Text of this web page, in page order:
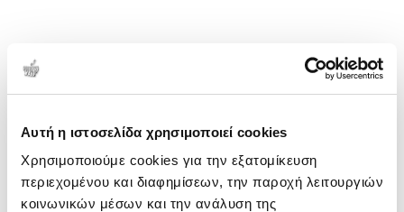
Αυτή η ιστοσελίδα χρησιμοποιεί cookies
Χρησιμοποιούμε cookies για την εξατομίκευση
περιεχομένου και διαφημίσεων, την παροχή λειτουργιών
κοινωνικών μέσων και την ανάλυση της